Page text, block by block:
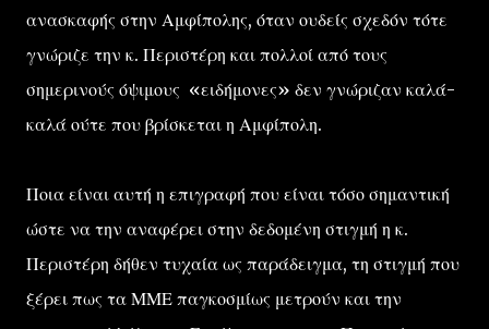
ανασκαφής στην Αμφίπολης, όταν ουδείς σχεδόν τότε
γνώριζε την κ. Περιστέρη και πολλοί από τους
σημερινούς όψιμους «ειδήμονες» δεν γνώριζαν καλά-
καλά ούτε που βρίσκεται η Αμφίπολη.
Ποια είναι αυτή η επιγραφή που είναι τόσο σημαντική
ώστε να την αναφέρει στην δεδομένη στιγμή η κ.
Περιστέρη δήθεν τυχαία ως παράδειγμα, τη στιγμή που
ξέρει πως τα ΜΜΕ παγκοσμίως μετρούν και την